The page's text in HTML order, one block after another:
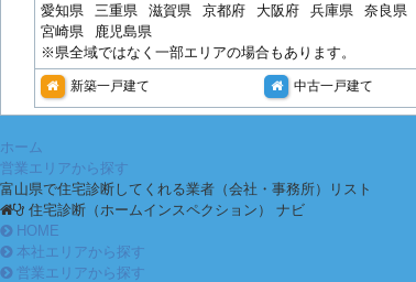
愛知県
三重県 滋賀県 京都府 大阪府 兵庫県 奈良県
宮崎県
鹿児島県
※県全域ではなく一部エリアの場合もあります。
新築一戸建て 中古一戸建て
ホーム
営業エリアから探す
富山県で住宅診断してくれる業者（会社・事務所）リスト
住宅診断（ホームインスペクション） ナビ
HOME
本社エリアから探す
営業エリアから探す